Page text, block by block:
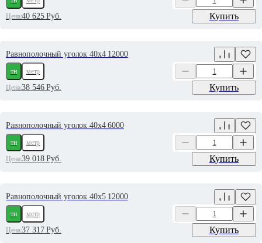
Цена:40 625Руб. Купить
Равнополочный уголок 40х4 12000
тн
метр
Цена:38 546Руб. Купить
Равнополочный уголок 40х4 6000
тн
метр
Цена:39 018Руб. Купить
Равнополочный уголок 40х5 12000
тн
метр
Цена:37 317Руб. Купить